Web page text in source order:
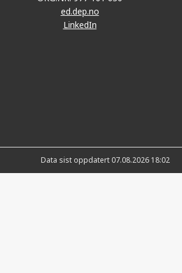
ed.dep.no
LinkedIn
Data sist oppdatert 07.08.2026 18:02